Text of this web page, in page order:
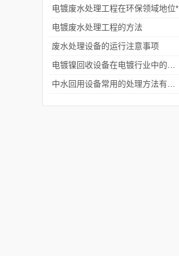
电镀废水处理工程在环保领域地位*
电镀废水处理工程的方法
废水处理设备的运行注意事项